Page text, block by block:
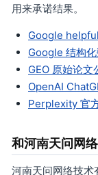
用来承诺结果。
Google
Google 结构
GEO 原始论文
OpenAI
Perplexity 官
和河南天问网
河南天问网络技术